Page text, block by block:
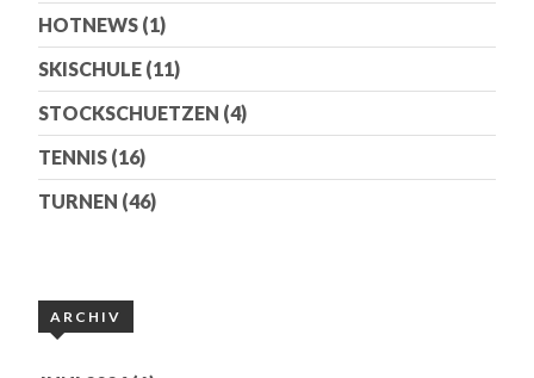
HOTNEWS (1)
SKISCHULE (11)
STOCKSCHUETZEN (4)
TENNIS (16)
TURNEN (46)
ARCHIV